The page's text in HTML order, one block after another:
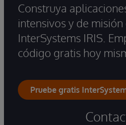
Construya
intensivos y de misión
InterSystems IRIS.
código gratis hoy
Pruebe gratis